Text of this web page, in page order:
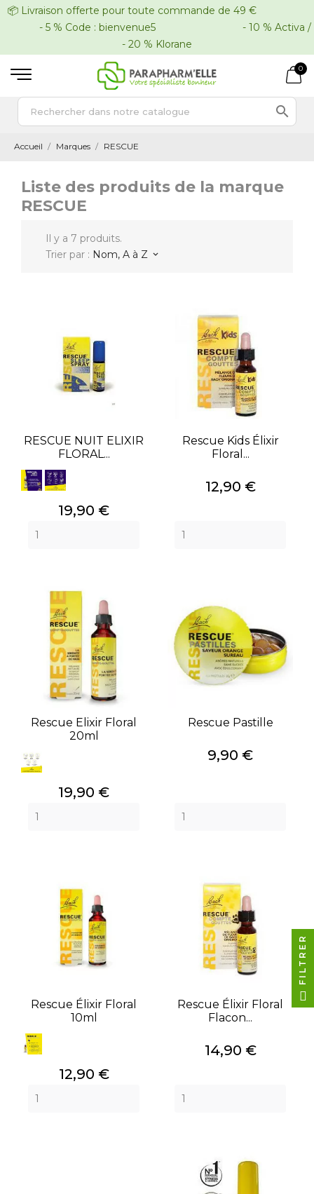
📦 Livraison offerte pour toute commande de 49 €
- 5 % Code : bienvenue5 - 10 % Activa /
- 20 % Klorane
0

Accueil Marques RESCUE
Liste des produits de la marque
RESCUE
Il y a 7 produits.
Trier par : Nom, A à Z keyboard_arrow_down
RESCUE NUIT ELIXIR
FLORAL...
Prix
19,90 €
Rescue Kids Élixir
Floral...
Prix
12,90 €
Rescue Elixir Floral
20ml
Prix
19,90 €
Rescue Pastille
Prix
9,90 €
Rescue Élixir Floral
10ml
Prix
12,90 €
Rescue Élixir Floral
Flacon...
Prix
14,90 €
FILTRER